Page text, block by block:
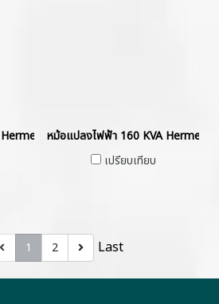
Sealed without Gas Cushion
หม้อแปลงไฟฟ้า 160 KVA
เปรียบเทียบ
1 2 Last